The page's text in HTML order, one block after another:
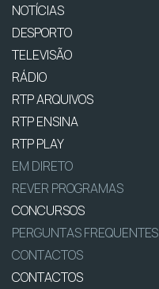
NOTÍCIAS
DESPORTO
TELEVISÃO
RÁDIO
RTP ARQUIVOS
RTP ENSINA
RTP PLAY
EM DIRETO
REVER PROGRAMAS
CONCURSOS
PERGUNTAS FREQUENTES
CONTACTOS
CONTACTOS